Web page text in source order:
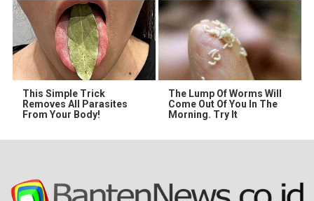
This Simple Trick
Removes All Parasites
From Your Body!
The Lump Of Worms Will
Come Out Of You In The
Morning. Try It